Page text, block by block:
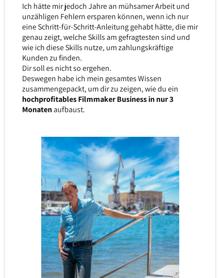
Ich hätte mir jedoch Jahre an mühsamer Arbeit und
unzähligen Fehlern ersparen können, wenn ich nur
eine Schritt-für-Schritt-Anleitung gehabt hätte, die mir
genau zeigt, welche Skills am gefragtesten sind und
wie ich diese Skills nutze, um zahlungskräftige
Kunden zu finden.
Dir soll es nicht so ergehen.
Deswegen habe ich mein gesamtes Wissen
zusammengepackt, um dir zu zeigen, wie du ein
hochprofitables Filmmaker Business in nur 3
Monaten aufbaust.